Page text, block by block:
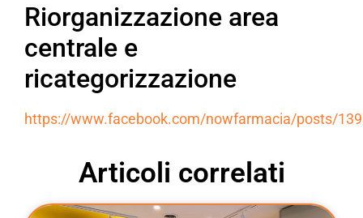
Riorganizzazione area
centrale e
ricategorizzazione
https://www.facebook.com/nowfarmacia/posts/
Articoli correlati